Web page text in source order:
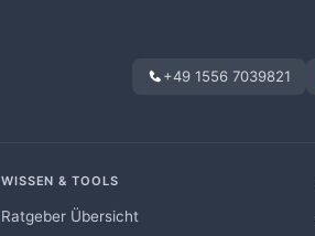
+49 1556 7039821
WISSEN & TOOLS
Ratgeber Übersicht